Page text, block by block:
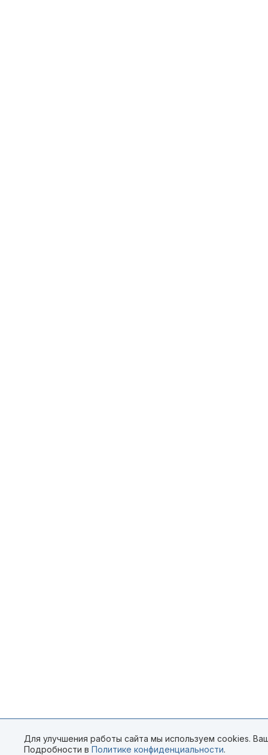
Для улучшения работы сайта мы используем cookies.
Подробности в Политике конфиденциальности.